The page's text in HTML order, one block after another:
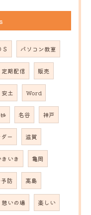
パソコン教室
定期配信 販売
安土 Word
ﾙ 名谷 神戸
ー 滋賀
きいき 亀岡
防 高島
憩いの場 楽しい